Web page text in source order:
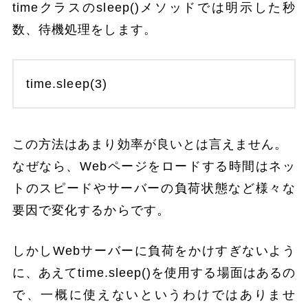
timeクラスのsleep()メソッドでは明示した秒
数、待機処理をします。
time.sleep(3)
この方法はあまり効率が良いとは言えません。
なぜなら、Webページをロードする時間はネッ
トのスピードやサーバーの負荷状態など様々な
要因で変化するからです。
しかしWebサーバーに負荷をかけすぎないよう
に、あえてtime.sleep()を使用する場面はあるの
で、一概に使えないというわけではありませ